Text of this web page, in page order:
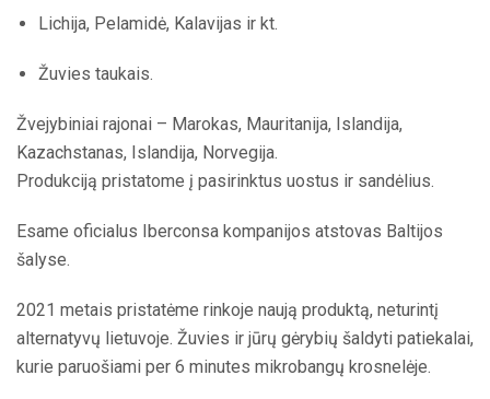
Lichija, Pelamidė, Kalavijas ir kt.
Žuvies taukais.
Žvejybiniai rajonai – Marokas, Mauritanija, Islandija,
Kazachstanas, Islandija, Norvegija.
Produkciją pristatome į pasirinktus uostus ir sandėlius.
Esame oficialus Iberconsa kompanijos atstovas Baltijos
šalyse.
2021 metais pristatėme rinkoje naują produktą, neturintį
alternatyvų lietuvoje. Žuvies ir jūrų gėrybių šaldyti patiekalai,
kurie paruošiami per 6 minutes mikrobangų krosnelėje.